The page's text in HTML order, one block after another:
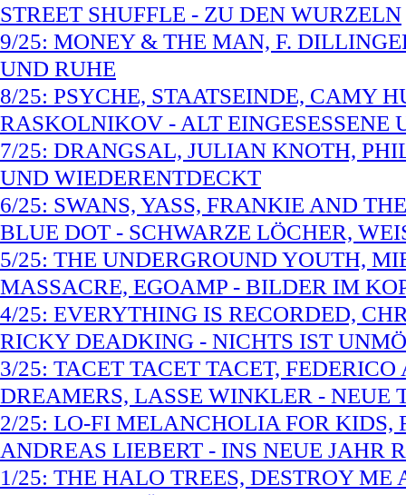
STREET SHUFFLE - ZU DEN WURZELN
9/25: MONEY & THE MAN, F.
UND RUHE
8/25: PSYCHE, STAATSEINDE, CAMY
RASKOLNIKOV - ALT EINGESESSENE
7/25: DRANGSAL, JULIAN KNOTH,
UND WIEDERENTDECKT
6/25: SWANS, YASS, FRANKIE AND
BLUE DOT - SCHWARZE LÖCHER,
5/25: THE UNDERGROUND YOUTH,
MASSACRE, EGOAMP - BILDER IM
4/25: EVERYTHING IS RECORDED,
RICKY DEADKING - NICHTS IST
3/25: TACET TACET TACET,
DREAMERS, LASSE WINKLER - NEUE
2/25: LO-FI MELANCHOLIA FOR KIDS,
ANDREAS LIEBERT - INS NEUE JAHR
1/25: THE HALO TREES, DESTROY